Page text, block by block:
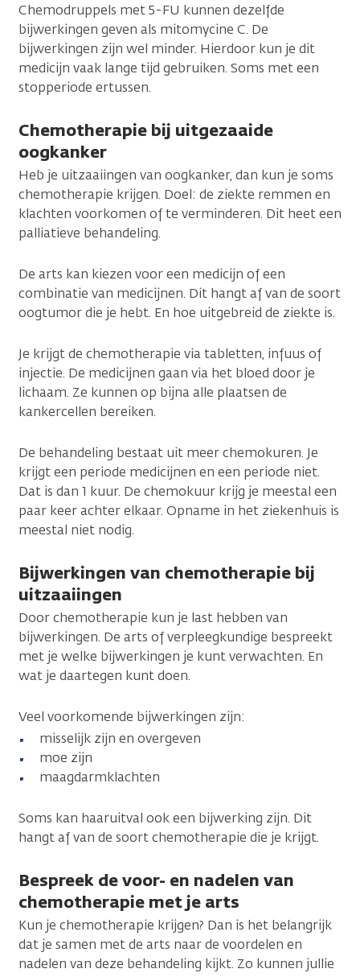
Chemodruppels met 5-FU kunnen dezelfde
bijwerkingen geven als mitomycine C. De
bijwerkingen zijn wel minder. Hierdoor kun je dit
medicijn vaak lange tijd gebruiken. Soms met een
stopperiode ertussen.
Chemotherapie bij uitgezaaide
oogkanker
Heb je uitzaaiingen van oogkanker, dan kun je soms
chemotherapie krijgen. Doel: de ziekte remmen en
klachten voorkomen of te verminderen. Dit heet een
palliatieve behandeling.
De arts kan kiezen voor een medicijn of een
combinatie van medicijnen. Dit hangt af van de soort
oogtumor die je hebt. En hoe uitgebreid de ziekte is.
Je krijgt de chemotherapie via tabletten, infuus of
injectie. De medicijnen gaan via het bloed door je
lichaam. Ze kunnen op bijna alle plaatsen de
kankercellen bereiken.
De behandeling bestaat uit meer chemokuren. Je
krijgt een periode medicijnen en een periode niet.
Dat is dan 1 kuur. De chemokuur krijg je meestal een
paar keer achter elkaar. Opname in het ziekenhuis is
meestal niet nodig.
Bijwerkingen van chemotherapie bij
uitzaaiingen
Door chemotherapie kun je last hebben van
bijwerkingen. De arts of verpleegkundige bespreekt
met je welke bijwerkingen je kunt verwachten. En
wat je daartegen kunt doen.
Veel voorkomende bijwerkingen zijn:
misselijk zijn en overgeven
moe zijn
maagdarmklachten
Soms kan haaruitval ook een bijwerking zijn. Dit
hangt af van de soort chemotherapie die je krijgt.
Bespreek de voor- en nadelen van
chemotherapie met je arts
Kun je chemotherapie krijgen? Dan is het belangrijk
dat je samen met de arts naar de voordelen en
nadelen van deze behandeling kijkt. Zo kunnen jullie